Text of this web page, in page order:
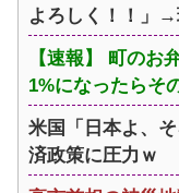
よろしく！！」
【速報】 町のお
1%になったらそ
米国「日本よ、
済政策に圧力ｗ